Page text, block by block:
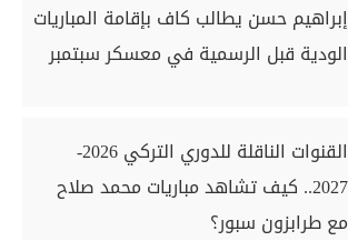
إبراهيم حسن يطالب كاف بإقامة المباريات
الودية قبل الرسمية في معسكر سبتمبر
القنوات الناقلة للدوري التركي 2026-
2027.. كيف تشاهد مباريات محمد صلاح
مع طرابزون سبور؟